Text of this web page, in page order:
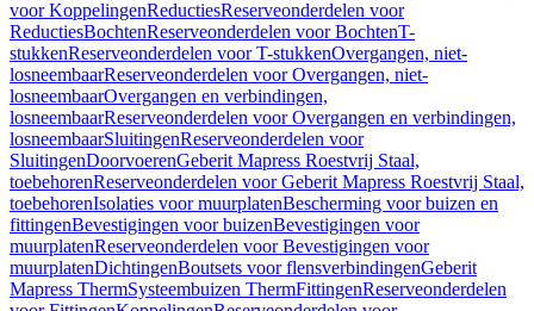
voor KoppelingenReductiesReserveonderdelen voor
ReductiesBochtenReserveonderdelen voor BochtenT-
stukkenReserveonderdelen voor T-stukkenOvergangen, niet-
losneembaarReserveonderdelen voor Overgangen, niet-
losneembaarOvergangen en verbindingen,
losneembaarReserveonderdelen voor Overgangen en verbindingen,
losneembaarSluitingenReserveonderdelen voor
SluitingenDoorvoerenGeberit Mapress Roestvrij Staal,
toebehorenReserveonderdelen voor Geberit Mapress Roestvrij Staal,
toebehorenIsolaties voor muurplatenBescherming voor buizen en
fittingenBevestigingen voor buizenBevestigingen voor
muurplatenReserveonderdelen voor Bevestigingen voor
muurplatenDichtingenBoutsets voor flensverbindingenGeberit
Mapress ThermSysteembuizen ThermFittingenReserveonderdelen